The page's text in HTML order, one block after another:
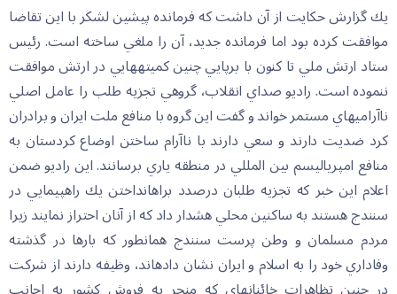
يك گزارش حكايت از آن داشت كه فرمانده پيشين لشكر با اين تقاضا
موافقت كرده بود اما فرمانده جديد، آن را ملغي ساخته است. رئيس
ستاد ارتش ملي تا كنون با برپايي چنين كميته‏هايي در ارتش موافقت
ننموده است. راديو صداي انقلاب، گروهي تجزيه طلب را عامل اصلي
ناآرامي‏هاي مستمر خواند و گفت اين گروه با منافع ملت ايران و برادران
كرد ضديت دارند و سعي دارند با ناآرام ساختن اوضاع كردستان به
منافع امپرياليسم بين المللي در منطقه ياري برسانند. اين راديو ضمن
اعلام اين خبر كه تجزيه طلبان درصدد براه‏انداختن يك راهپيمايي در
سنندج هستند به ساكنين محلي هشدار داد كه از آنان احتراز نمايند زيرا
مردم مسلمان و وطن پرست سنندج همانطور كه بارها در گذشته
وفاداري خود را به اسلام و ايران نشان داده‏اند، وظيفه دارند از شركت